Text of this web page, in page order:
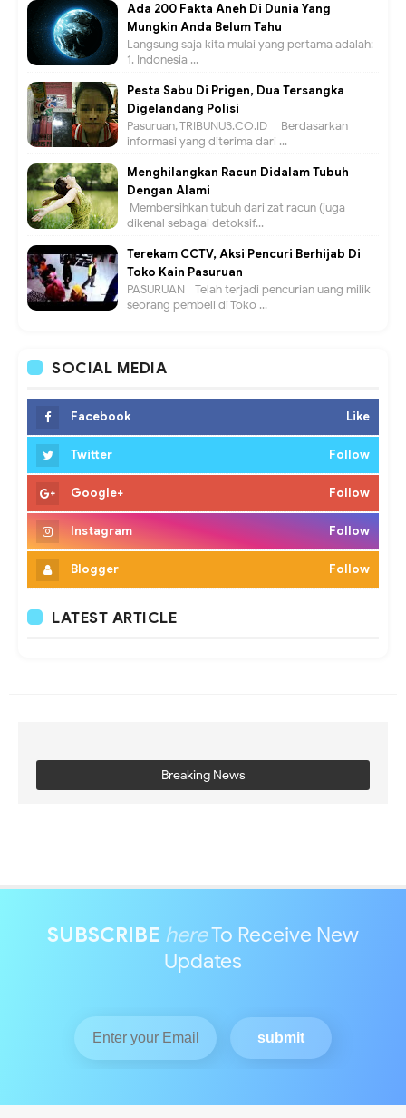
Ada 200 Fakta Aneh Di Dunia Yang
Mungkin Anda Belum Tahu
Langsung saja kita mulai yang pertama adalah:
1. Indonesia ...
Pesta Sabu Di Prigen, Dua Tersangka
Digelandang Polisi
Pasuruan, TRIBUNUS.CO.ID - Berdasarkan
informasi yang diterima dari ...
Menghilangkan Racun Didalam Tubuh
Dengan Alami
Membersihkan tubuh dari zat racun (juga
dikenal sebagai detoksif...
Terekam CCTV, Aksi Pencuri Berhijab Di
Toko Kain Pasuruan
PASURUAN - Telah terjadi pencurian uang milik
seorang pembeli di Toko ...
SOCIAL MEDIA
Facebook Like
Twitter Follow
Google+ Follow
Instagram Follow
Blogger Follow
LATEST ARTICLE
Breaking News
SUBSCRIBE hereTo Receive New
Updates